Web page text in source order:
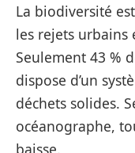
La biodiversité
les rejets urbains
Seulement 43 %
dispose d’un
déchets solides.
océanographe,
baisse.